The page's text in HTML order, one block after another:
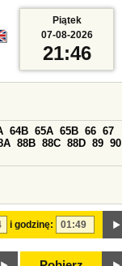
i godzinę:
64B 65A 65B 66 67
88B 88C 88D 89 90
Piątek
07-08-2026
21:46